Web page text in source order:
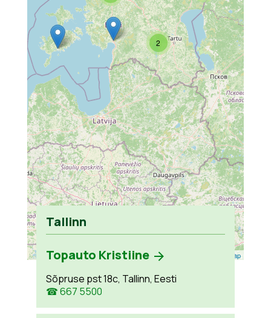
2
Leaflet OpenStreetMap
Tallinn
Topauto Kristiine
Sõpruse pst 18c, Tallinn, Eesti
☎ 667 5500